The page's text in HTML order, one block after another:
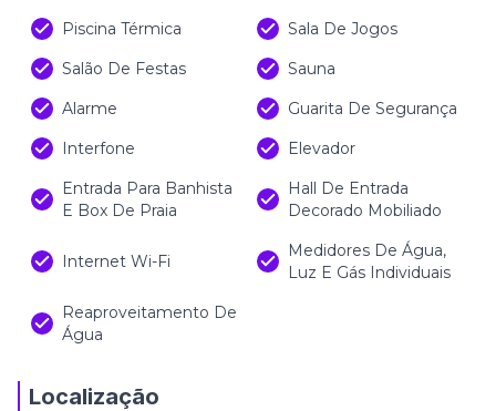
Piscina Térmica
Sala De Jogos
Salão De Festas
Sauna
Alarme
Guarita De Segurança
Interfone
Elevador
Entrada Para Banhista
E Box De Praia
Hall De Entrada
Decorado Mobiliado
Internet Wi-Fi
Medidores De Água,
Luz E Gás Individuais
Reaproveitamento De
Água
Localização